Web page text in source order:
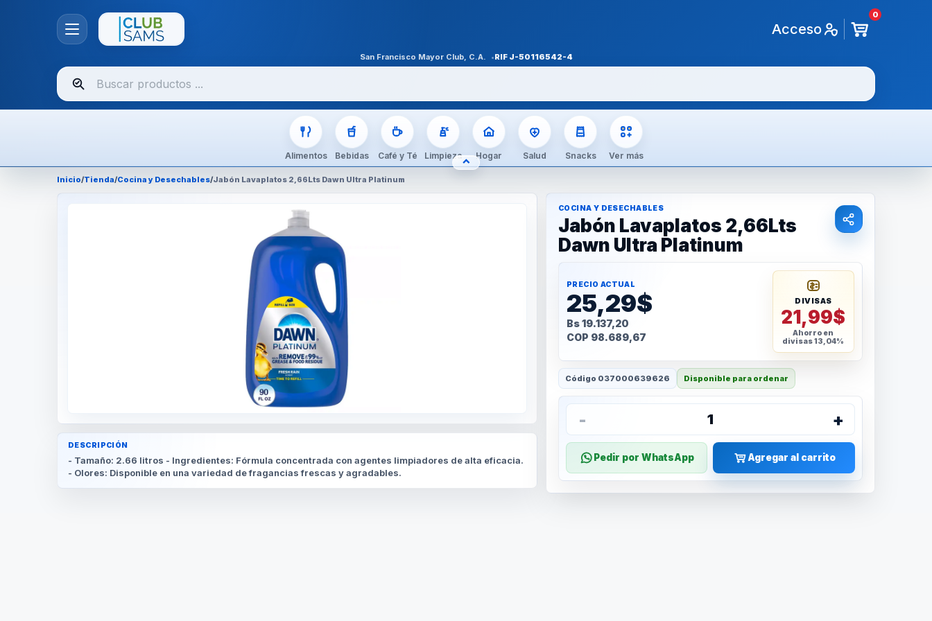
Acceso
0
San Francisco Mayor Club, C.A. RIF J-50116542-4
Buscar
productos
Alimentos Bebidas Café y Té Limpieza Hogar Salud Snacks Ver más
⌃OCULTAR CATEGORÍAS
Inicio/Tienda/Cocina y Desechables/Jabón Lavaplatos 2,66Lts Dawn Ultra Platinum
DESCRIPCIÓN
- Tamaño: 2.66 litros - Ingredientes: Fórmula concentrada con agentes limpiadores de alta eficacia.
- Olores: Disponible en una variedad de fragancias frescas y agradables.
COCINA Y DESECHABLES
Jabón Lavaplatos 2,66Lts
Dawn Ultra Platinum
PRECIO ACTUAL
25,29$
Bs 19.137,20
COP 98.689,67
DIVISAS
21,99$
Ahorro en
divisas13,04%
Código 037000639626 Disponible para ordenar
- 1 +
Pedir por WhatsApp Agregar al carrito